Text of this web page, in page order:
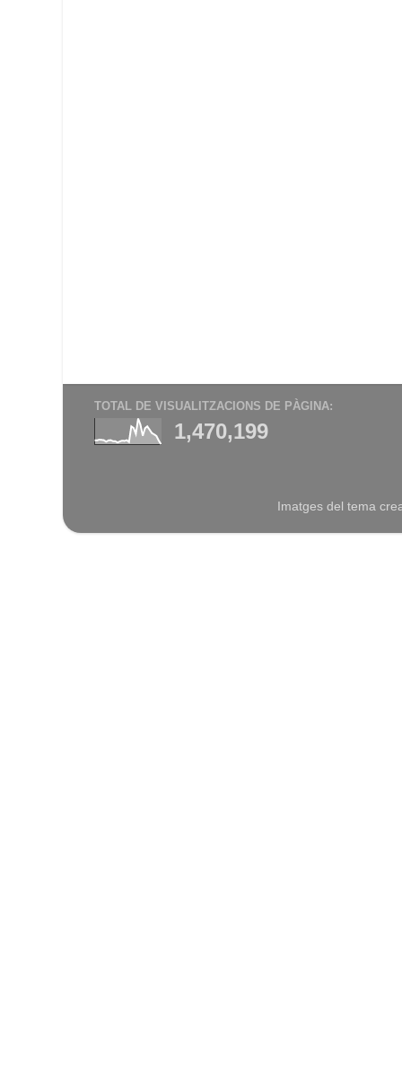
TOTAL DE VISUALITZACIONS DE PÀGINA:
1,470,199
Imatges del tema